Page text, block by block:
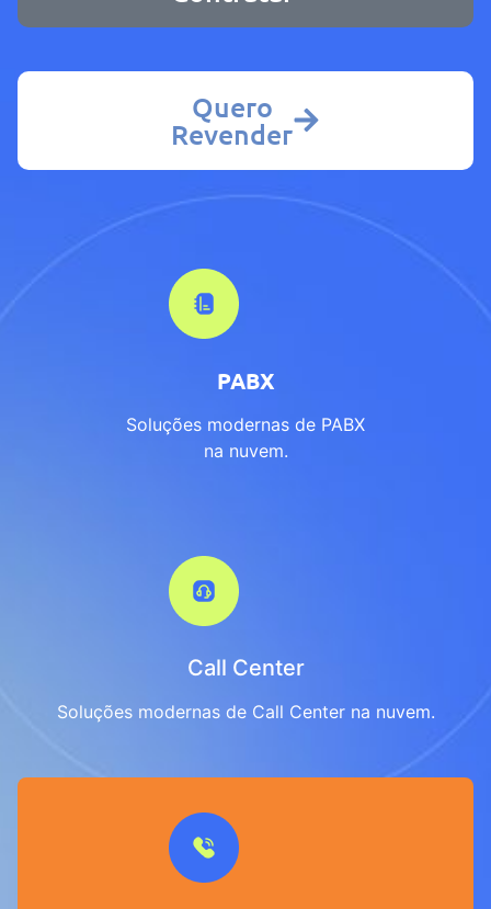
PABX
Soluções modernas de PABX
na nuvem.
Call Center
Soluções modernas de Call Center na nuvem.
Quero
Revender